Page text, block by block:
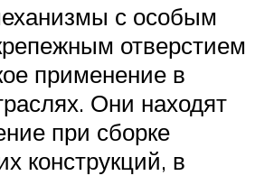
с особым
отверстием
применение в
Они находят
при сборке
конструкций, в